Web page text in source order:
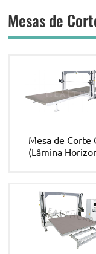
Mesas de
Mesa de Corte
(Lâmina